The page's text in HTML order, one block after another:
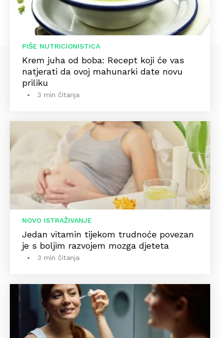
PIŠE NUTRICIONISTICA
Krem juha od boba: Recept koji će vas
natjerati da ovoj mahunarki date novu
priliku
3 min čitanja
NOVO ISTRAŽIVANJE
Jedan vitamin tijekom trudnoće povezan
je s boljim razvojem mozga djeteta
3 min čitanja